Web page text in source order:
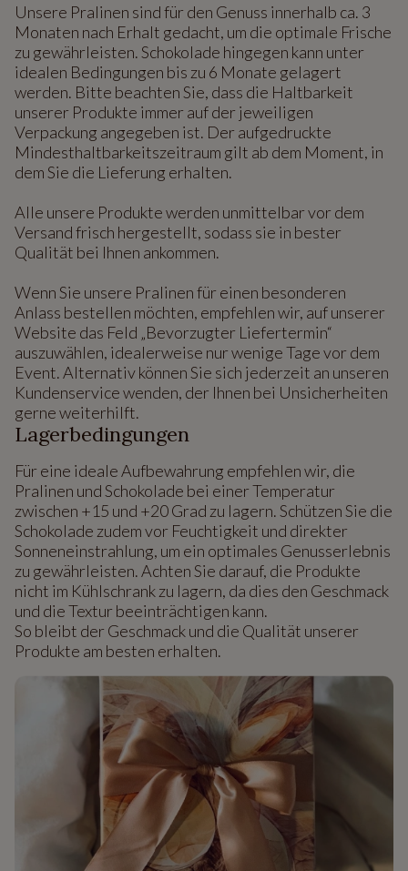
Unsere Pralinen sind für den Genuss innerhalb ca. 3
Monaten nach Erhalt gedacht, um die optimale Frische
zu gewährleisten. Schokolade hingegen kann unter
idealen Bedingungen bis zu 6 Monate gelagert
werden. Bitte beachten Sie, dass die Haltbarkeit
unserer Produkte immer auf der jeweiligen
Verpackung angegeben ist. Der aufgedruckte
Mindesthaltbarkeitszeitraum gilt ab dem Moment, in
dem Sie die Lieferung erhalten.
Alle unsere Produkte werden unmittelbar vor dem
Versand frisch hergestellt, sodass sie in bester
Qualität bei Ihnen ankommen.
Wenn Sie unsere Pralinen für einen besonderen
Anlass bestellen möchten, empfehlen wir, auf unserer
Website das Feld „Bevorzugter Liefertermin“
auszuwählen, idealerweise nur wenige Tage vor dem
Event. Alternativ können Sie sich jederzeit an unseren
Kundenservice wenden, der Ihnen bei Unsicherheiten
gerne weiterhilft.
Lagerbedingungen
Für eine ideale Aufbewahrung empfehlen wir, die
Pralinen und Schokolade bei einer Temperatur
zwischen +15 und +20 Grad zu lagern. Schützen Sie die
Schokolade zudem vor Feuchtigkeit und direkter
Sonneneinstrahlung, um ein optimales Genusserlebnis
zu gewährleisten. Achten Sie darauf, die Produkte
nicht im Kühlschrank zu lagern, da dies den Geschmack
und die Textur beeinträchtigen kann.
So bleibt der Geschmack und die Qualität unserer
Produkte am besten erhalten.